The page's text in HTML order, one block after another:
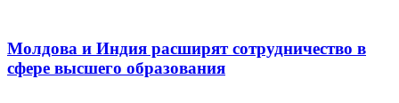
Молдова и Индия расширят сотрудничество в
сфере высшего образования